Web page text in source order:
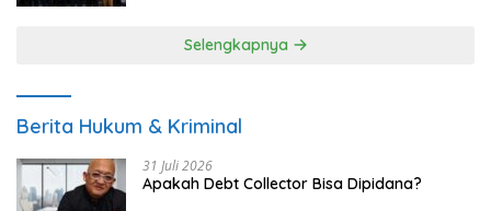
Selengkapnya
Berita Hukum & Kriminal
31 Juli 2026
Apakah Debt Collector Bisa Dipidana?